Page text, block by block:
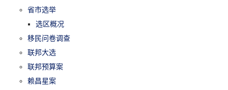
省市选举
选区概况
移民问卷调查
联邦大选
联邦预算案
赖昌星案